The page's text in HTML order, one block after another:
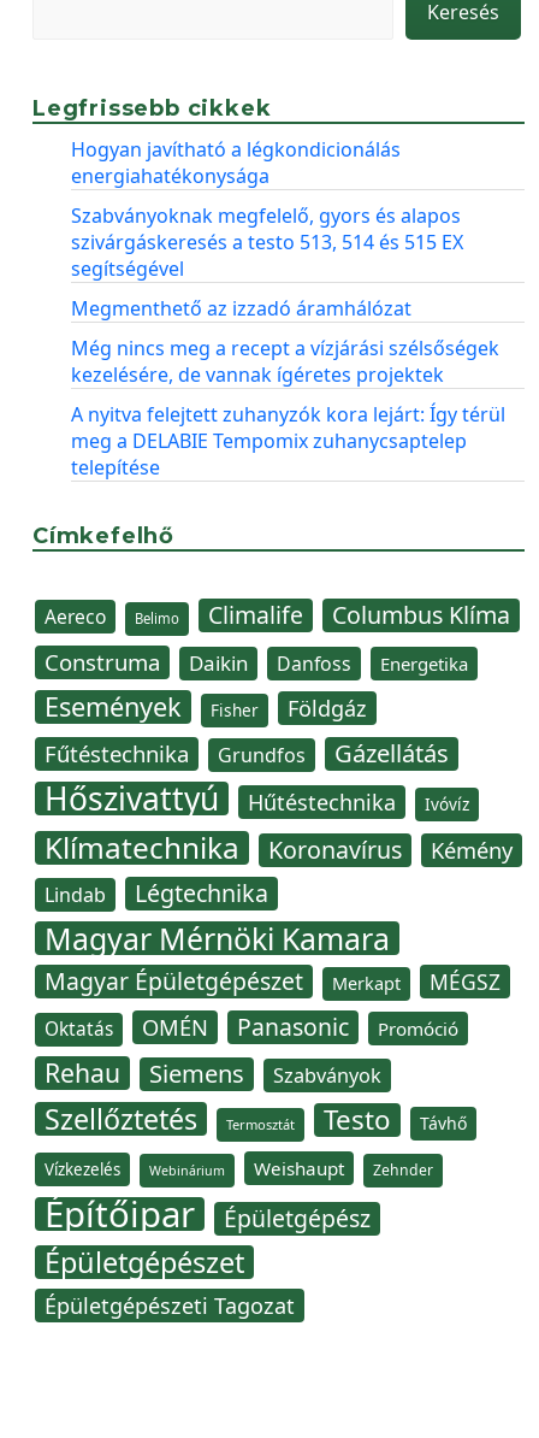
Keresés
Legfrissebb cikkek
Hogyan javítható a légkondicionálás
energiahatékonysága
Szabványoknak megfelelő, gyors és alapos
szivárgáskeresés a testo 513, 514 és 515 EX
segítségével
Megmenthető az izzadó áramhálózat
Még nincs meg a recept a vízjárási szélsőségek
kezelésére, de vannak ígéretes projektek
A nyitva felejtett zuhanyzók kora lejárt: Így térül
meg a DELABIE Tempomix zuhanycsaptelep
telepítése
Címkefelhő
Aereco Belimo Climalife Columbus Klíma
Construma Daikin Danfoss Energetika
Események Fisher Földgáz
Fűtéstechnika Grundfos Gázellátás
Hőszivattyú Hűtéstechnika Ivóvíz
Klímatechnika Koronavírus Kémény
Lindab Légtechnika
Magyar Mérnöki Kamara
Magyar Épületgépészet Merkapt MÉGSZ
Oktatás OMÉN Panasonic Promóció
Rehau Siemens Szabványok
Szellőztetés Termosztát Testo Távhő
Vízkezelés Webinárium Weishaupt Zehnder
Építőipar Épületgépész
Épületgépészet
Épületgépészeti Tagozat